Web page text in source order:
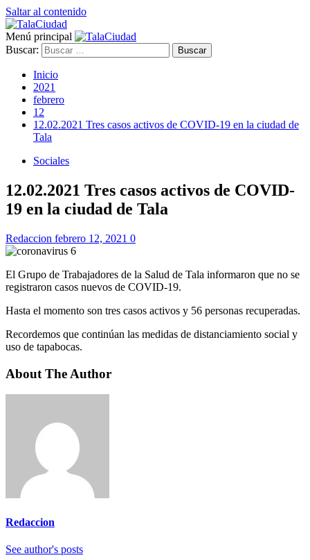
Saltar al contenido
Menú principal
Buscar:
Inicio
2021
febrero
12
12.02.2021 Tres casos activos de COVID-19 en la ciudad de
Tala
Sociales
12.02.2021 Tres casos activos de COVID-
19 en la ciudad de Tala
Redaccion febrero 12, 2021 0
El Grupo de Trabajadores de la Salud de Tala informaron que no se
registraron casos nuevos de COVID-19.
Hasta el momento son tres casos activos y 56 personas recuperadas.
Recordemos que continúan las medidas de distanciamiento social y
uso de tapabocas.
About The Author
Redaccion
See author's posts